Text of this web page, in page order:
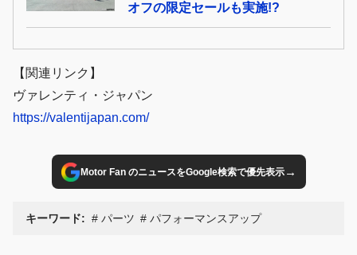
オフの限定セールも実施!?
【関連リンク】
ヴァレンティ・ジャパン
https://valentijapan.com/
Motor Fan のニュースをGoogle検索で優先表示→
キーワード: パーツ パフォーマンスアップ